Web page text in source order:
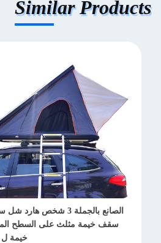
Similar Products
الصانع بالجملة 3 شخص هارد
سقف خيمة مثلث على السطح
خيمة ل Suv